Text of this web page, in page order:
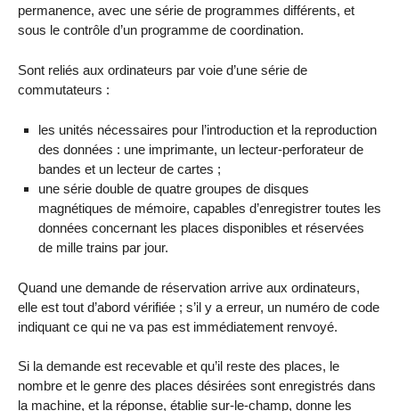
permanence, avec une série de programmes différents, et
sous le contrôle d’un programme de coordination.
Sont reliés aux ordinateurs par voie d’une série de
commutateurs :
les unités nécessaires pour l’introduction et la reproduction
des données : une imprimante, un lecteur-perforateur de
bandes et un lecteur de cartes ;
une série double de quatre groupes de disques
magnétiques de mémoire, capables d’enregistrer toutes les
données concernant les places disponibles et réservées
de mille trains par jour.
Quand une demande de réservation arrive aux ordinateurs,
elle est tout d’abord vérifiée ; s’il y a erreur, un numéro de code
indiquant ce qui ne va pas est immédiatement renvoyé.
Si la demande est recevable et qu’il reste des places, le
nombre et le genre des places désirées sont enregistrés dans
la machine, et la réponse, établie sur-le-champ, donne les